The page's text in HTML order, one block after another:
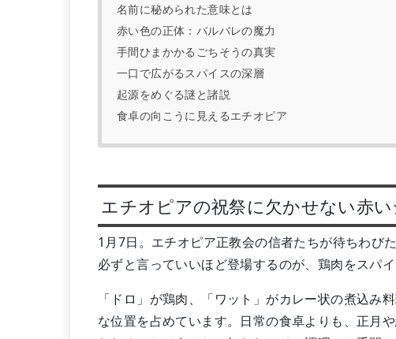
名前に秘められた意味とは
赤い色の正体：バルバレの魔力
手間ひまかかるごちそうの真実
一口で広がるスパイスの深層
起源をめぐる謎と諸説
食卓の向こうに見えるエチオピア
エチオピアの祝祭に欠かせない赤
1月7日。エチオピア正教会の信者たちが待ちわび
必ずと言っていいほど登場するのが、鶏肉をスパ
「ドロ」が鶏肉、「ワット」がカレー状の煮込み
な位置を占めています。日常の食卓よりも、正月